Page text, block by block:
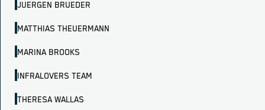
JUERGEN BRUEDER
MATTHIAS THEUERMANN
MARINA BROOKS
INFRALOVERS TEAM
THERESA WALLAS